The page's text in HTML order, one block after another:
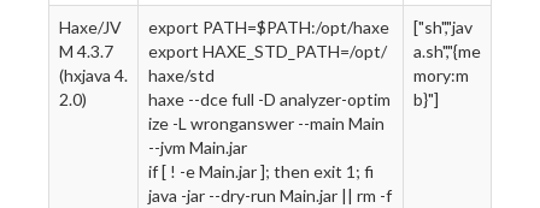
Haxe/JV
M 4.3.7
(hxjava 4.
2.0)
export PATH=$PATH:/opt/haxe
export HAXE_STD_PATH=/opt/
haxe/std
haxe --dce full -D analyzer-optim
ize -L wronganswer --main Main
--jvm Main.jar
if [ ! -e Main.jar ]; then exit 1; fi
java -jar --dry-run Main.jar || rm -f
["sh","jav
a.sh","{me
mory:m
b}"]